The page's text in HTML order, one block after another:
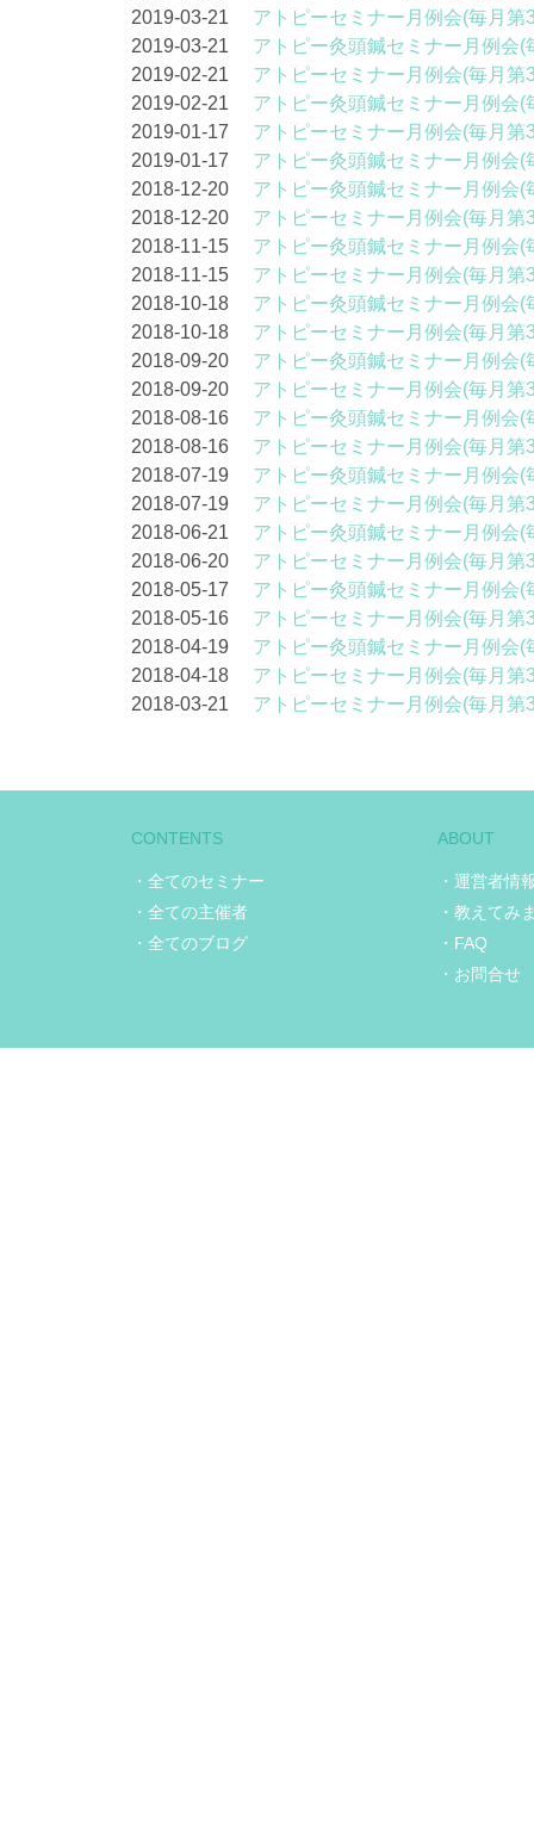
2019-03-21 アトピーセミナー月例会(毎月第
2019-03-21 アトピー灸頭鍼セミナー月例会(
2019-02-21 アトピーセミナー月例会(毎月第
2019-02-21 アトピー灸頭鍼セミナー月例会(
2019-01-17 アトピーセミナー月例会(毎月第
2019-01-17 アトピー灸頭鍼セミナー月例会(
2018-12-20 アトピー灸頭鍼セミナー月例会(
2018-12-20 アトピーセミナー月例会(毎月第
2018-11-15 アトピー灸頭鍼セミナー月例会(
2018-11-15 アトピーセミナー月例会(毎月第
2018-10-18 アトピー灸頭鍼セミナー月例会(
2018-10-18 アトピーセミナー月例会(毎月第
2018-09-20 アトピー灸頭鍼セミナー月例会(
2018-09-20 アトピーセミナー月例会(毎月第
2018-08-16 アトピー灸頭鍼セミナー月例会(
2018-08-16 アトピーセミナー月例会(毎月第
2018-07-19 アトピー灸頭鍼セミナー月例会(
2018-07-19 アトピーセミナー月例会(毎月第
2018-06-21 アトピー灸頭鍼セミナー月例会(
2018-06-20 アトピーセミナー月例会(毎月第
2018-05-17 アトピー灸頭鍼セミナー月例会(
2018-05-16 アトピーセミナー月例会(毎月第
2018-04-19 アトピー灸頭鍼セミナー月例会(
2018-04-18 アトピーセミナー月例会(毎月第
2018-03-21 アトピーセミナー月例会(毎月第
CONTENTS
・全てのセミナー
・全ての主催者
・全てのブログ
ABOUT
・運営者情
・教えてみ
・FAQ
・お問合せ